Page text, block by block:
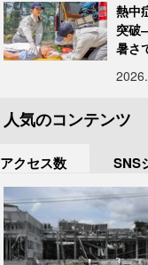
熱中
突破
暑さ
人気のコンテンツ
アクセス数 SNS